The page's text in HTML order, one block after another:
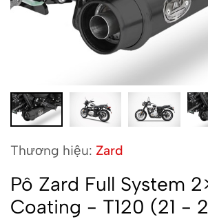
Thương hiệu: Zard
Pô Zard Full System
Coating - T120 (21 -